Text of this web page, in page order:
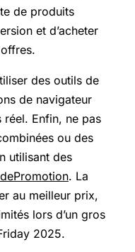
de produits
et d’acheter
des outils de
de navigateur
Enfin, ne pas
ou des
utilisant des
. La
au meilleur prix,
lors d’un gros
2025.